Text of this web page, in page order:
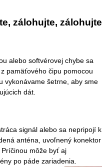
zálohujte, zálohujte
alebo softvérovej chybe sa
pamäťového čipu pomocou
vykonávame šetrne, aby sme
dát.
signál alebo sa nepripojí k
anténa, uvoľnený konektor
môže byť aj
po páde zariadenia.